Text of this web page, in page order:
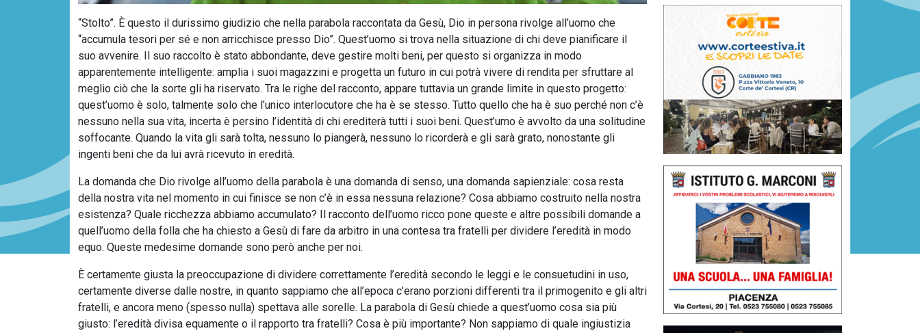
“Stolto”. È questo il durissimo giudizio che nella parabola raccontata da Gesù, Dio in persona rivolge all’uomo che
“accumula tesori per sé e non arricchisce presso Dio”. Quest’uomo si trova nella situazione di chi deve pianificare il
suo avvenire. Il suo raccolto è stato abbondante, deve gestire molti beni, per questo si organizza in modo
apparentemente intelligente: amplia i suoi magazzini e progetta un futuro in cui potrà vivere di rendita per sfruttare al
meglio ciò che la sorte gli ha riservato. Tra le righe del racconto, appare tuttavia un grande limite in questo progetto:
quest’uomo è solo, talmente solo che l’unico interlocutore che ha è se stesso. Tutto quello che ha è suo perché non c’è
nessuno nella sua vita, incerta è persino l’identità di chi erediterà tutti i suoi beni. Quest’umo è avvolto da una solitudine
soffocante. Quando la vita gli sarà tolta, nessuno lo piangerà, nessuno lo ricorderà e gli sarà grato, nonostante gli
ingenti beni che da lui avrà ricevuto in eredità.
La domanda che Dio rivolge all’uomo della parabola è una domanda di senso, una domanda sapienziale: cosa resta
della nostra vita nel momento in cui finisce se non c’è in essa nessuna relazione? Cosa abbiamo costruito nella nostra
esistenza? Quale ricchezza abbiamo accumulato? Il racconto dell’uomo ricco pone queste e altre possibili domande a
quell’uomo della folla che ha chiesto a Gesù di fare da arbitro in una contesa tra fratelli per dividere l’eredità in modo
equo. Queste medesime domande sono però anche per noi.
È certamente giusta la preoccupazione di dividere correttamente l’eredità secondo le leggi e le consuetudini in uso,
certamente diverse dalle nostre, in quanto sappiamo che all’epoca c’erano porzioni differenti tra il primogenito e gli altri
fratelli, e ancora meno (spesso nulla) spettava alle sorelle. La parabola di Gesù chiede a quest’uomo cosa sia più
giusto: l’eredità divisa equamente o il rapporto tra fratelli? Cosa è più importante? Non sappiamo di quale ingiustizia